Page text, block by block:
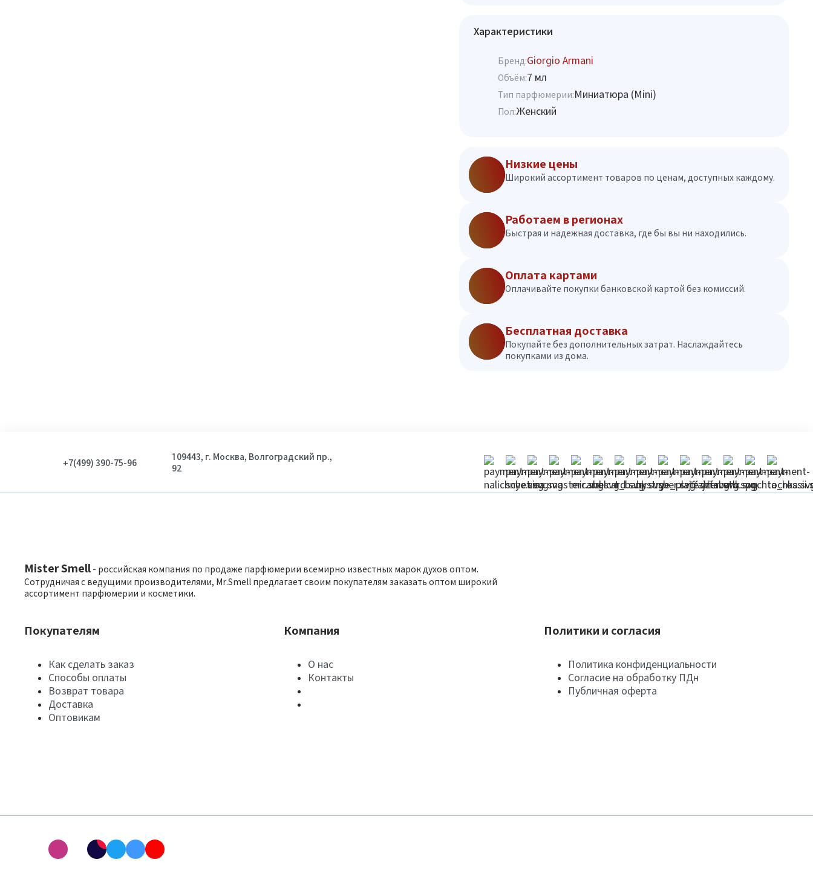
Характеристики
Бренд:Giorgio Armani
Объём:7 мл
Тип парфюмерии:Миниатюра (Mini)
Пол:Женский
Низкие цены
Широкий ассортимент товаров по ценам, доступных каждому.
Работаем в регионах
Быстрая и надежная доставка, где бы вы ни находились.
Оплата картами
Оплачивайте покупки банковской картой без комиссий.
Бесплатная доставка
Покупайте без дополнительных затрат. Наслаждайтесь
покупками из дома.
+7(499) 390-75-96
109443, г. Москва, Волгоградский пр.,
92
Mister Smell - российская компания по продаже парфюмерии всемирно известных марок духов оптом.
Сотрудничая с ведущими производителями, Mr.Smell предлагает своим покупателям заказать оптом широкий
ассортимент парфюмерии и косметики.
Покупателям
Как сделать заказ
Способы оплаты
Возврат товара
Доставка
Оптовикам
Компания
О нас
Контакты
Политики и согласия
Политика конфиденциальности
Согласие на обработку ПДн
Публичная оферта